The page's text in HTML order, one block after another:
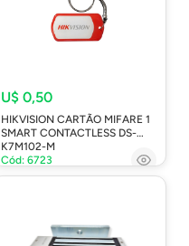
U$ 0,50
HIKVISION CARTÃO MIFARE 1
SMART CONTACTLESS DS-
K7M102-M
Cód: 6723